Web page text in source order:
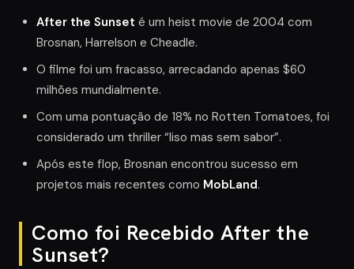
After the Sunset é um heist movie de 2004 com
Brosnan, Harrelson e Cheadle.
O filme foi um fracasso, arrecadando apenas $60
milhões mundialmente.
Com uma pontuação de 18% no Rotten Tomatoes, foi
considerado um thriller “liso mas sem sabor”.
Após este flop, Brosnan encontrou sucesso em
projetos mais recentes como MobLand.
Como foi Recebido After the
Sunset?